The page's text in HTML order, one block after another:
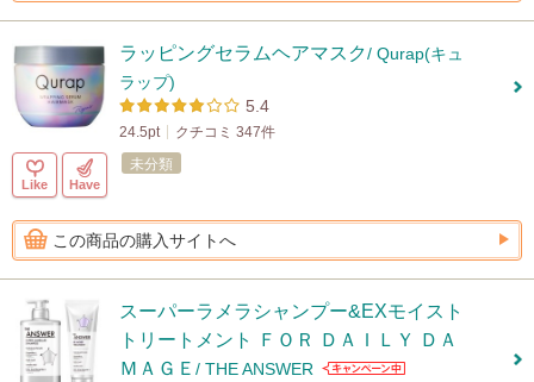
ラッピングセラムヘアマスク/ Qurap(キュ
ラップ)
5.4
24.5pt クチコミ 347件
Like Have
未分類
この商品の購入サイトへ
スーパーラメラシャンプー&EXモイスト
トリートメント ＦＯＲ ＤＡＩＬＹ ＤＡ
ＭＡＧＥ / THE ANSWER